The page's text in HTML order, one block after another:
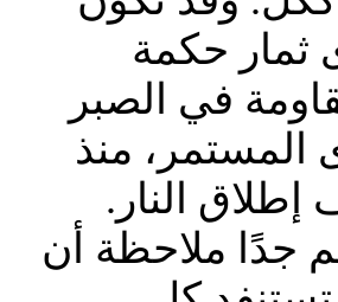
ثمار حكمة
في الصبر
المستمر، منذ
النار.
جدًا ملاحظة أن